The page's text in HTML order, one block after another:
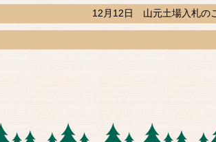
12月12日 山元土場入札の